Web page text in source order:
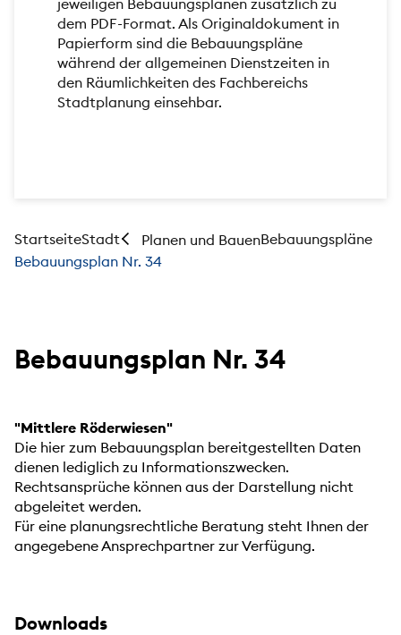
jeweiligen Bebauungsplänen zusätzlich zu
dem PDF-Format. Als Originaldokument in
Papierform sind die Bebauungspläne
während der allgemeinen Dienstzeiten in
den Räumlichkeiten des Fachbereichs
Stadtplanung einsehbar.
StartseiteStadt Planen und BauenBebauungspläne
Bebauungsplan Nr. 34
Bebauungsplan Nr. 34
"Mittlere Röderwiesen"
Die hier zum Bebauungsplan bereitgestellten Daten
dienen lediglich zu Informationszwecken.
Rechtsansprüche können aus der Darstellung nicht
abgeleitet werden.
Für eine planungsrechtliche Beratung steht Ihnen der
angegebene Ansprechpartner zur Verfügung.
Downloads